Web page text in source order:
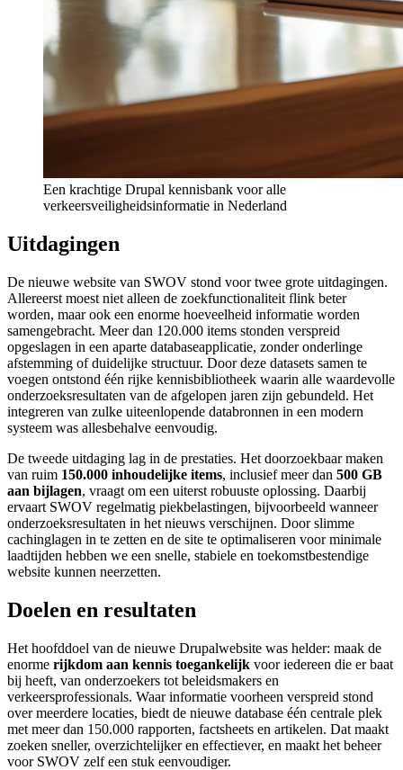
Een krachtige Drupal kennisbank voor alle
verkeersveiligheidsinformatie in Nederland
Uitdagingen
De nieuwe website van SWOV stond voor twee grote uitdagingen.
Allereerst moest niet alleen de zoekfunctionaliteit flink beter
worden, maar ook een enorme hoeveelheid informatie worden
samengebracht. Meer dan 120.000 items stonden verspreid
opgeslagen in een aparte databaseapplicatie, zonder onderlinge
afstemming of duidelijke structuur. Door deze datasets samen te
voegen ontstond één rijke kennisbibliotheek waarin alle waardevolle
onderzoeksresultaten van de afgelopen jaren zijn gebundeld. Het
integreren van zulke uiteenlopende databronnen in een modern
systeem was allesbehalve eenvoudig.
De tweede uitdaging lag in de prestaties. Het doorzoekbaar maken
van ruim 150.000 inhoudelijke items, inclusief meer dan 500 GB
aan bijlagen, vraagt om een uiterst robuuste oplossing. Daarbij
ervaart SWOV regelmatig piekbelastingen, bijvoorbeeld wanneer
onderzoeksresultaten in het nieuws verschijnen. Door slimme
cachinglagen in te zetten en de site te optimaliseren voor minimale
laadtijden hebben we een snelle, stabiele en toekomstbestendige
website kunnen neerzetten.
Doelen en resultaten
Het hoofddoel van de nieuwe Drupalwebsite was helder: maak de
enorme rijkdom aan kennis toegankelijk voor iedereen die er baat
bij heeft, van onderzoekers tot beleidsmakers en
verkeersprofessionals. Waar informatie voorheen verspreid stond
over meerdere locaties, biedt de nieuwe database één centrale plek
met meer dan 150.000 rapporten, factsheets en artikelen. Dat maakt
zoeken sneller, overzichtelijker en effectiever, en maakt het beheer
voor SWOV zelf een stuk eenvoudiger.